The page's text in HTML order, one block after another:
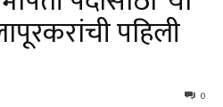
पहिली
0